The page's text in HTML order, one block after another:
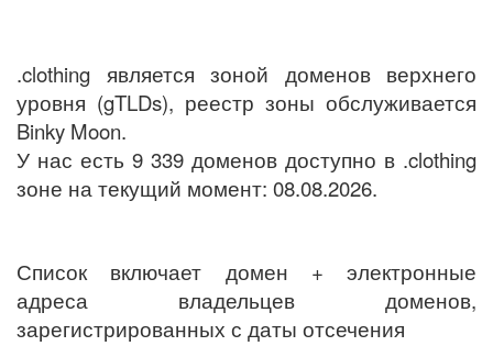
.clothing является зоной доменов верхнего
уровня (gTLDs), реестр зоны обслуживается
Binky Moon.
У нас есть 9 339 доменов доступно в .clothing
зоне на текущий момент: 08.08.2026.
Список включает домен + электронные
адреса владельцев доменов,
зарегистрированных с даты отсечения